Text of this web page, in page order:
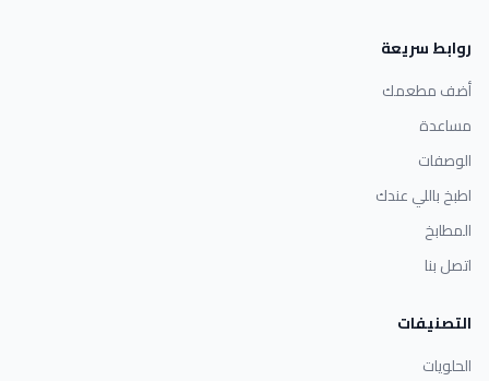
روابط سريعة
أضف مطعمك
مساعدة
الوصفات
اطبخ باللي عندك
المطابخ
اتصل بنا
التصنيفات
الحلويات